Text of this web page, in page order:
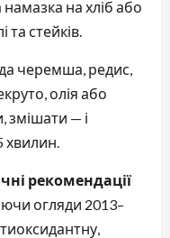
намазка на хліб або
стейків.
черемша, редис,
олія або
змішати — і
хвилин.
рекомендації
огляди 2013–